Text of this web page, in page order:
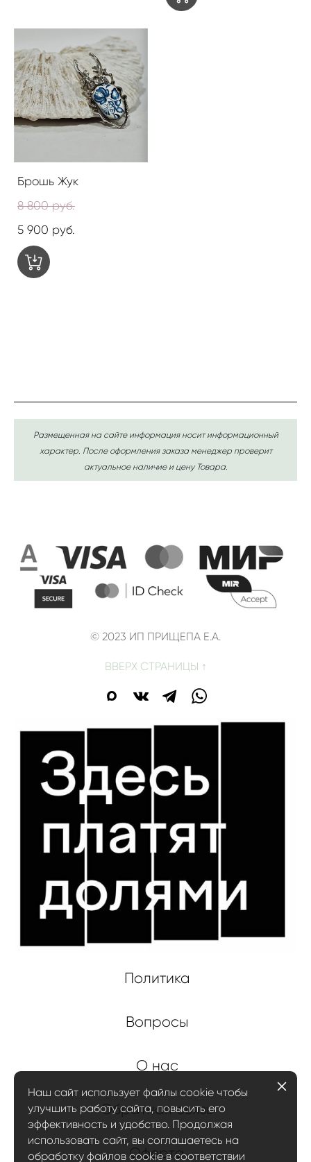
Брошь Жук
8 800 pуб.
5 900 pуб.
Размещенная на сайте информация носит информационный
характер. После оформления заказа менеджер проверит
актуальное наличие и цену Товара.
© 2023 ИП ПРИЩЕПА Е.А.
ВВЕРХ СТРАНИЦЫ ↑
Политика
Вопросы
О нас
Обратная связь
Оферта
Наш сайт использует файлы cookie чтобы
улучшить работу сайта, повысить его
эффективность и удобство. Продолжая
использовать сайт, вы соглашаетесь на
обработку файлов cookie в соответствии